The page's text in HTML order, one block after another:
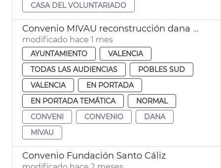
CASA DEL VOLUNTARIADO
Convenio MIVAU reconstrucción dana València
modificado hace 1 mes
AYUNTAMIENTO
VALENCIA
TODAS LAS AUDIENCIAS
POBLES SUD
VALENCIA
EN PORTADA
EN PORTADA TEMÁTICA
NORMAL
CONVENI
CONVENIO
DANA
MIVAU
Convenio Fundación Santo Cáliz